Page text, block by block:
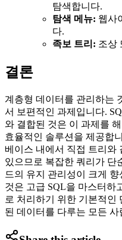
탐색합니다.
탐색 메뉴: 웹사
다.
족보 트리: 조상
결론
계층형 데이터를 관리하는
서 보편적인 과제입니다.
와 결합된 것은 이 과제를
효율적인 솔루션을 제공합
베이스 내에서 직접 트리와
있으므로 복잡한 쿼리가 단
드의 유지 관리성이 크게
것은 고급 SQL을 마스터하
로 처리하기 위한 기본적인
된 데이터를 다루는 모든